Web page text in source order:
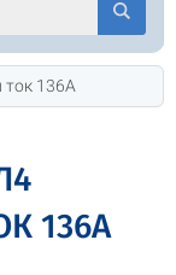
136А
136А